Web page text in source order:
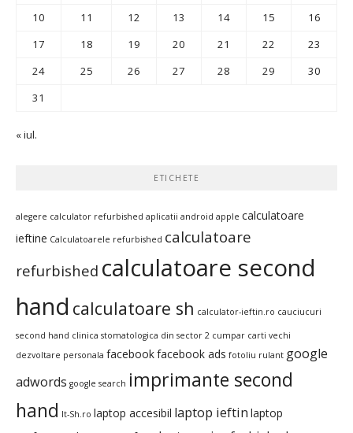
10
11 12 13 14 15
16
17
18 19 20 21 22
23
24
25 26 27 28 29
30
31
« iul.
ETICHETE
alegere calculator refurbished aplicatii android apple calculatoare
ieftine Calculatoarele refurbished calculatoare
refurbished calculatoare second
hand calculatoare sh calculator-ieftin.ro cauciucuri
second hand clinica stomatologica din sector 2 cumpar carti vechi
dezvoltare personala facebookfacebook ads fotoliu rulant google
adwords google search imprimante second
hand It-Sh.ro laptop accesibil laptop ieftin laptop